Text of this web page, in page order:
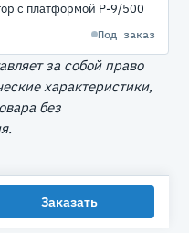
с платформой P-9/500
Под заказ
за собой право
характеристики,
без
Заказать